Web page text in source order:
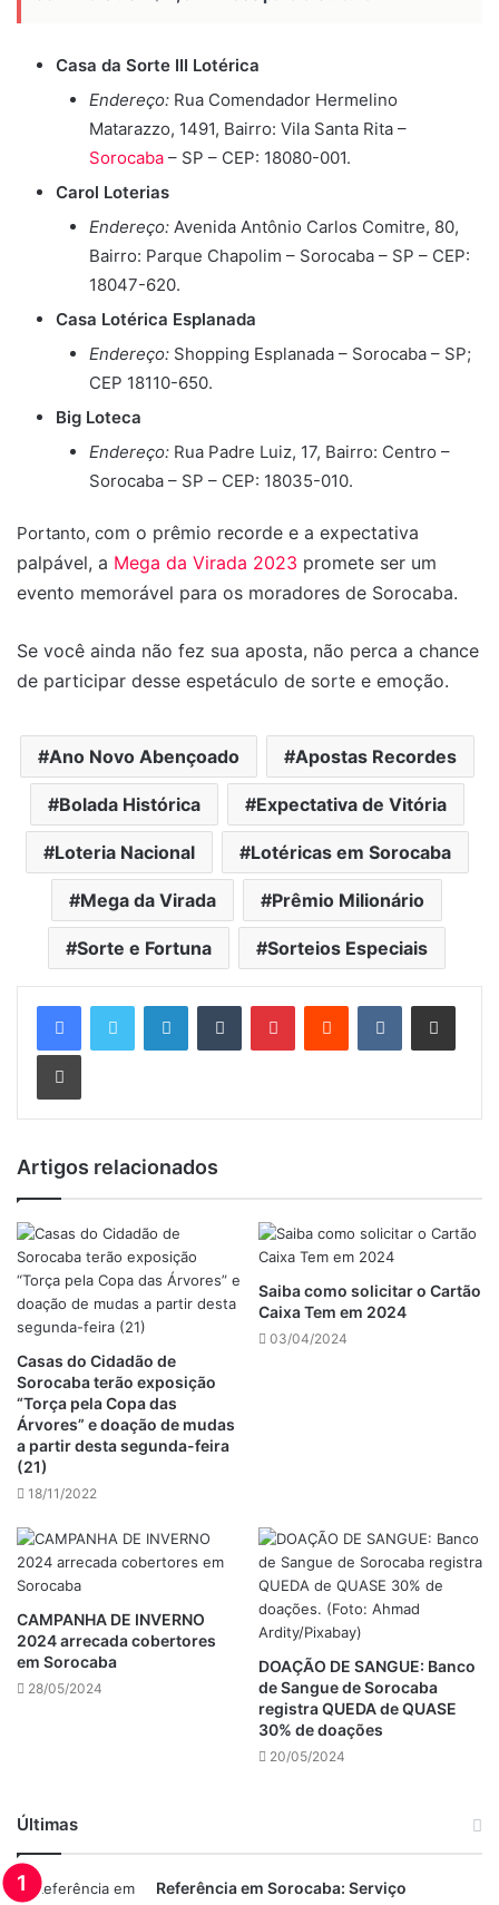
Casa da Sorte III Lotérica
Endereço: Rua Comendador Hermelino
Matarazzo, 1491, Bairro: Vila Santa Rita –
Sorocaba – SP – CEP: 18080-001.
Carol Loterias
Endereço: Avenida Antônio Carlos Comitre, 80,
Bairro: Parque Chapolim – Sorocaba – SP – CEP:
18047-620.
Casa Lotérica Esplanada
Endereço: Shopping Esplanada – Sorocaba – SP;
CEP 18110-650.
Big Loteca
Endereço: Rua Padre Luiz, 17, Bairro: Centro –
Sorocaba – SP – CEP: 18035-010.
Portanto, com o prêmio recorde e a expectativa
palpável, a Mega da Virada 2023 promete ser um
evento memorável para os moradores de Sorocaba.
Se você ainda não fez sua aposta, não perca a chance
de participar desse espetáculo de sorte e emoção.
Ano Novo Abençoado Apostas Recordes
Bolada Histórica Expectativa de Vitória
Loteria Nacional Lotéricas em Sorocaba
Mega da Virada Prêmio Milionário
Sorte e Fortuna Sorteios Especiais
LinkedinTumblr PinterestReddit VK Compartilhar via e-mail
Imprimir
Artigos relacionados
Casas do Cidadão de
Sorocaba terão exposição
“Torça pela Copa das
Árvores” e doação de mudas
a partir desta segunda-feira
(21)
18/11/2022
Saiba como solicitar o Cartão
Caixa Tem em 2024
03/04/2024
CAMPANHA DE INVERNO
2024 arrecada cobertores
em Sorocaba
28/05/2024
DOAÇÃO DE SANGUE: Banco
de Sangue de Sorocaba
registra QUEDA de QUASE
30% de doações
20/05/2024
Últimas
Referência em Sorocaba: Serviço